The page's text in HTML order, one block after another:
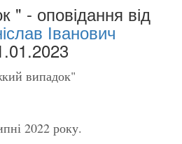
" - оповідання від
Іванович
випадок"
2022 року.